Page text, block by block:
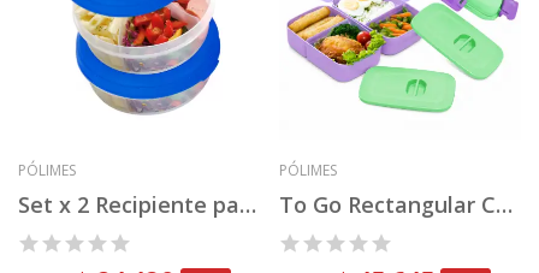
PÓLIMES
Set x 2 Recipiente para Almuerzo Redondo DIVI
PÓLIMES
To Go Rectangular CnL Nº 2